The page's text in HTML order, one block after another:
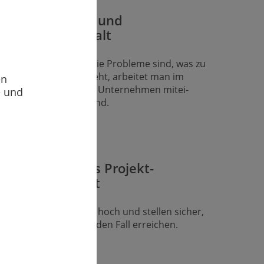
und
Transparenz und
Zusammenhalt
alle wissen, was die Probleme sind, was zu
ist und wo es langgeht, arbeitet man im
und im gesamten Unterneh­men mitei­
und Hand in Hand.
Zuverlässiges Projekt­
management
krempeln die Ärmel hoch und stellen sicher,
Sie Ihre Ziele auf jeden Fall erreichen.